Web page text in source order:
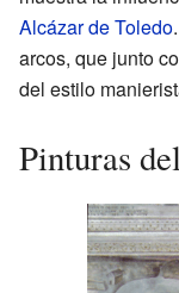
Alcázar de Toledo
arcos, que junto
del estilo
Pinturas